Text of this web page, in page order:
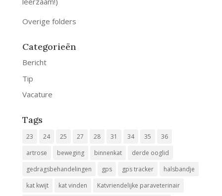
Overige folders
Categorieën
Bericht
Tip
Vacature
Tags
23 24 25 27 28 31 34 35
36
artrose
beweging binnenkat
derde ooglid
gedragsbehandelingen
gps gps tracker
halsbandje
kat kwijt
kat vinden
Katvriendelijke paraveterinair